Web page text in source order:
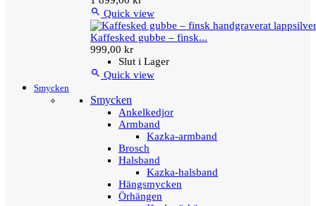
 Quick view
Kaffesked gubbe – finsk...
999,00 kr
Slut i Lager
 Quick view
Smycken
Smycken
Ankelkedjor
Armband
Kazka-armband
Brosch
Halsband
Kazka-halsband
Hängsmycken
Örhängen